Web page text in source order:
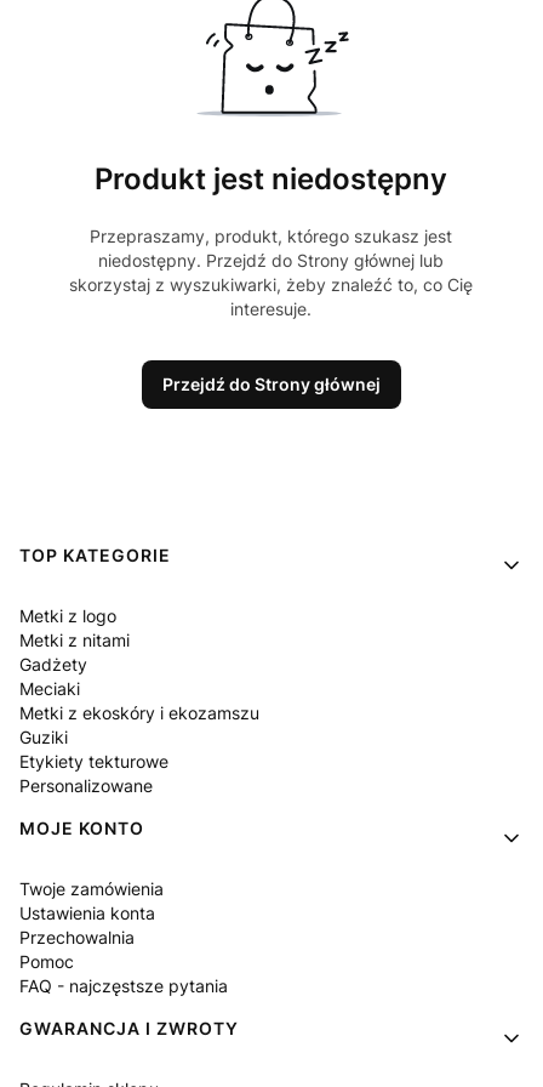
Produkt jest niedostępny
Przepraszamy, produkt, którego szukasz jest
niedostępny. Przejdź do Strony głównej lub
skorzystaj z wyszukiwarki, żeby znaleźć to, co Cię
interesuje.
Przejdź do Strony głównej
Linki w stopce
TOP KATEGORIE
Metki z logo
Metki z nitami
Gadżety
Meciaki
Metki z ekoskóry i ekozamszu
Guziki
Etykiety tekturowe
Personalizowane
MOJE KONTO
Twoje zamówienia
Ustawienia konta
Przechowalnia
Pomoc
FAQ - najczęstsze pytania
GWARANCJA I ZWROTY